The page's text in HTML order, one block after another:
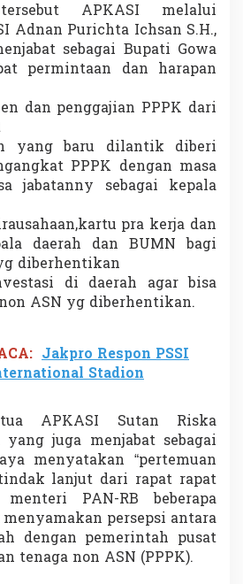
o
n
A
S
N
APKASI melalui
Adnan Purichta Ichsan S.H.,
sebagai Bupati Gowa
permintaan dan harapan
dan penggajian PPPK dari
yang baru dilantik diberi
PPPK dengan masa
jabatanny sebagai kepala
pra kerja dan
daerah dan BUMN bagi
diberhentikan
di daerah agar bisa
ASN yg diberhentikan.
Jakpro Respon PSSI
Stadion
APKASI Sutan Riska
juga menjabat sebagai
menyatakan “pertemuan
lanjut dari rapat rapat
PAN-RB beberapa
persepsi antara
dengan pemerintah pusat
tenaga non ASN (PPPK).